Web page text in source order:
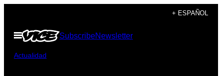
contenido
+ ESPAÑOL
Abrir
Menú
SubscribeNewsletter
Actualidad